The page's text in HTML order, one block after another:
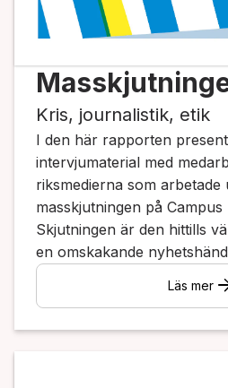
Kris, journalistik, etik
I den här rapporten
intervjumaterial med
riksmedierna som
masskjutningen på
Skjutningen är den hittills
en omskakande
både journalistiken och
kriskommunikation.
Läs mer